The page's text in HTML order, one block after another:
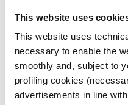
This website uses
This website uses
necessary to enable the
smoothly and, subject to
profiling cookies
advertisements in line
il
diversi problemi.
Innanzitutto,
centrali le ha già, e chi no.
fondamentale è la